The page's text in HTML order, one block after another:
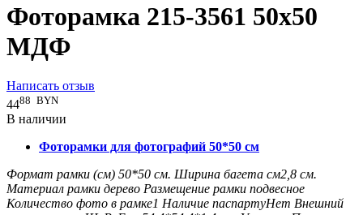
Фоторамка 215-3561 50x50
МДФ
Написать отзыв
4488 BYN
В наличии
Фоторамки для фотографий 50*50 см
Формат рамки (см) 50*50 см. Ширина багета см2,8 см.
Материал рамки дерево Размещение рамки подвесное
Количество фото в рамке1 Наличие паспартуНет Внешний